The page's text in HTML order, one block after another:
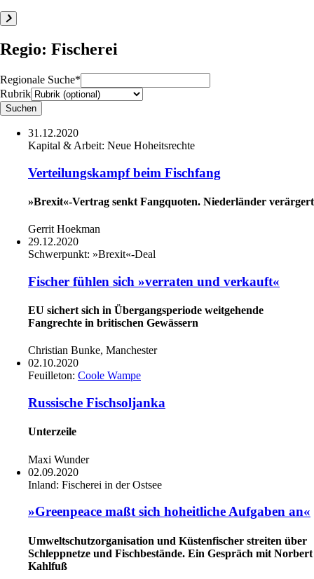
Regio: Fischerei
Regionale Suche*
Rubrik
31.12.2020
Kapital & Arbeit: Neue Hoheitsrechte
Verteilungskampf beim Fischfang
»Brexit«-Vertrag senkt Fangquoten. Niederländer verärgert
Gerrit Hoekman
29.12.2020
Schwerpunkt: »Brexit«-Deal
Fischer fühlen sich »verraten und verkauft«
EU sichert sich in Übergangsperiode weitgehende
Fangrechte in britischen Gewässern
Christian Bunke, Manchester
02.10.2020
Feuilleton: Coole Wampe
Russische Fischsoljanka
Unterzeile
Maxi Wunder
02.09.2020
Inland: Fischerei in der Ostsee
»Greenpeace maßt sich hoheitliche Aufgaben an«
Umweltschutzorganisation und Küstenfischer streiten über
Schleppnetze und Fischbestände. Ein Gespräch mit Norbert
Kahlfuß